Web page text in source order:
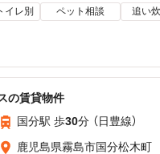
イレ別 ペット相談 追い
の賃貸物件
国分駅 歩30分 （日豊線）
鹿児島県霧島市国分松木町